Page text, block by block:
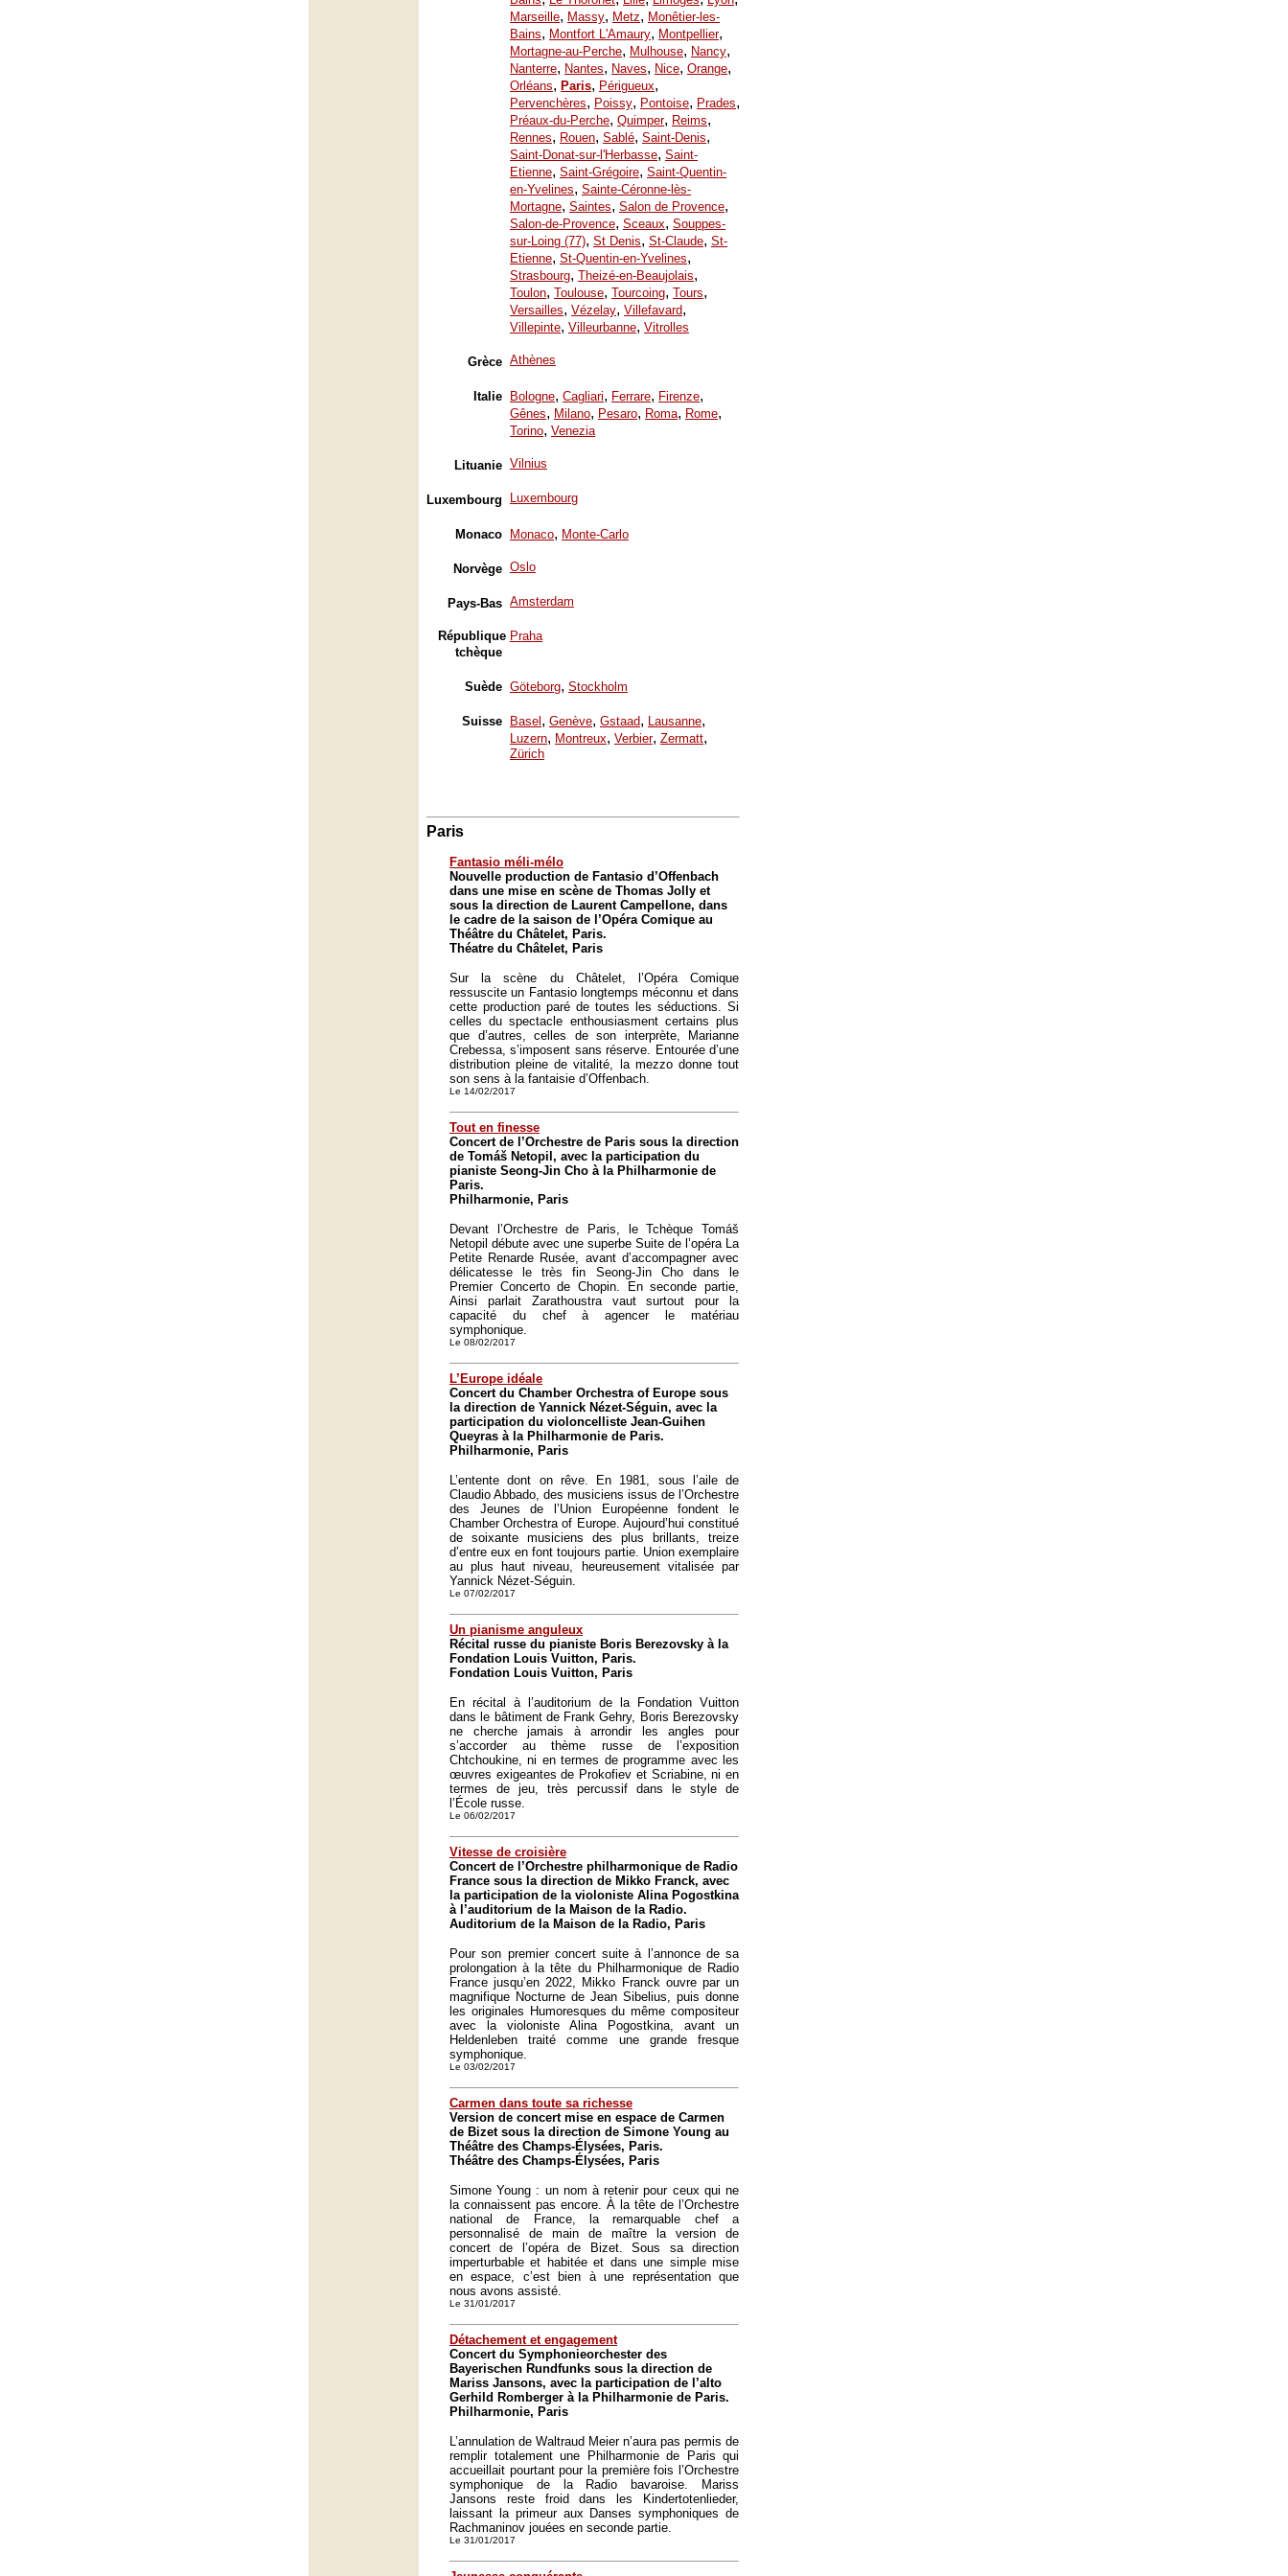
Marseille, Massy, Metz, Monêtier-les-
Bains, Montfort L'Amaury, Montpellier,
Mortagne-au-Perche, Mulhouse, Nancy,
Nanterre, Nantes, Naves, Nice, Orange,
Orléans, Paris, Périgueux,
Pervenchères, Poissy, Pontoise, Prades,
Préaux-du-Perche, Quimper, Reims,
Rennes, Rouen, Sablé, Saint-Denis,
Saint-Donat-sur-l'Herbasse, Saint-
Etienne, Saint-Grégoire, Saint-Quentin-
en-Yvelines, Sainte-Céronne-lès-
Mortagne, Saintes, Salon de Provence,
Salon-de-Provence, Sceaux, Souppes-
sur-Loing (77), St Denis, St-Claude, St-
Etienne, St-Quentin-en-Yvelines,
Strasbourg, Theizé-en-Beaujolais,
Toulon, Toulouse, Tourcoing, Tours,
Versailles, Vézelay, Villefavard,
Villepinte, Villeurbanne, Vitrolles
Grèce Athènes
Italie Bologne, Cagliari, Ferrare, Firenze,
Gênes, Milano, Pesaro, Roma, Rome,
Torino, Venezia
Lituanie Vilnius
Luxembourg Luxembourg
Monaco Monaco, Monte-Carlo
Norvège Oslo
Pays-Bas Amsterdam
République
tchèque
Praha
Suède Göteborg, Stockholm
Suisse Basel , Genève, Gstaad, Lausanne,
Luzern, Montreux, Verbier, Zermatt,
Zürich
Paris
Fantasio méli-mélo
Nouvelle production de Fantasio d’Offenbach
dans une mise en scène de Thomas Jolly et
sous la direction de Laurent Campellone, dans
le cadre de la saison de l’Opéra Comique au
Théâtre du Châtelet, Paris.
Théatre du Châtelet, Paris
Sur la scène du Châtelet, l’Opéra Comique
ressuscite un Fantasio longtemps méconnu et dans
cette production paré de toutes les séductions. Si
celles du spectacle enthousiasment certains plus
que d’autres, celles de son interprète, Marianne
Crebessa, s’imposent sans réserve. Entourée d’une
distribution pleine de vitalité, la mezzo donne tout
son sens à la fantaisie d’Offenbach.
Le 14/02/2017
Tout en finesse
Concert de l’Orchestre de Paris sous la direction
de Tomáš Netopil, avec la participation du
pianiste Seong-Jin Cho à la Philharmonie de
Paris.
Philharmonie, Paris
Devant l’Orchestre de Paris, le Tchèque Tomáš
Netopil débute avec une superbe Suite de l’opéra La
Petite Renarde Rusée, avant d’accompagner avec
délicatesse le très fin Seong-Jin Cho dans le
Premier Concerto de Chopin. En seconde partie,
Ainsi parlait Zarathoustra vaut surtout pour la
capacité du chef à agencer le matériau
symphonique.
Le 08/02/2017
L’Europe idéale
Concert du Chamber Orchestra of Europe sous
la direction de Yannick Nézet-Séguin, avec la
participation du violoncelliste Jean-Guihen
Queyras à la Philharmonie de Paris.
Philharmonie, Paris
L’entente dont on rêve. En 1981, sous l’aile de
Claudio Abbado, des musiciens issus de l’Orchestre
des Jeunes de l’Union Européenne fondent le
Chamber Orchestra of Europe. Aujourd’hui constitué
de soixante musiciens des plus brillants, treize
d’entre eux en font toujours partie. Union exemplaire
au plus haut niveau, heureusement vitalisée par
Yannick Nézet-Séguin.
Le 07/02/2017
Un pianisme anguleux
Récital russe du pianiste Boris Berezovsky à la
Fondation Louis Vuitton, Paris.
Fondation Louis Vuitton, Paris
En récital à l’auditorium de la Fondation Vuitton
dans le bâtiment de Frank Gehry, Boris Berezovsky
ne cherche jamais à arrondir les angles pour
s’accorder au thème russe de l’exposition
Chtchoukine, ni en termes de programme avec les
œuvres exigeantes de Prokofiev et Scriabine, ni en
termes de jeu, très percussif dans le style de
l’École russe.
Le 06/02/2017
Vitesse de croisière
Concert de l’Orchestre philharmonique de Radio
France sous la direction de Mikko Franck, avec
la participation de la violoniste Alina Pogostkina
à l’auditorium de la Maison de la Radio.
Auditorium de la Maison de la Radio, Paris
Pour son premier concert suite à l’annonce de sa
prolongation à la tête du Philharmonique de Radio
France jusqu’en 2022, Mikko Franck ouvre par un
magnifique Nocturne de Jean Sibelius, puis donne
les originales Humoresques du même compositeur
avec la violoniste Alina Pogostkina, avant un
Heldenleben traité comme une grande fresque
symphonique.
Le 03/02/2017
Carmen dans toute sa richesse
Version de concert mise en espace de Carmen
de Bizet sous la direction de Simone Young au
Théâtre des Champs-Élysées, Paris.
Théâtre des Champs-Élysées, Paris
Simone Young : un nom à retenir pour ceux qui ne
la connaissent pas encore. À la tête de l’Orchestre
national de France, la remarquable chef a
personnalisé de main de maître la version de
concert de l’opéra de Bizet. Sous sa direction
imperturbable et habitée et dans une simple mise
en espace, c’est bien à une représentation que
nous avons assisté.
Le 31/01/2017
Détachement et engagement
Concert du Symphonieorchester des
Bayerischen Rundfunks sous la direction de
Mariss Jansons, avec la participation de l’alto
Gerhild Romberger à la Philharmonie de Paris.
Philharmonie, Paris
L’annulation de Waltraud Meier n’aura pas permis de
remplir totalement une Philharmonie de Paris qui
accueillait pourtant pour la première fois l’Orchestre
symphonique de la Radio bavaroise. Mariss
Jansons reste froid dans les Kindertotenlieder,
laissant la primeur aux Danses symphoniques de
Rachmaninov jouées en seconde partie.
Le 31/01/2017